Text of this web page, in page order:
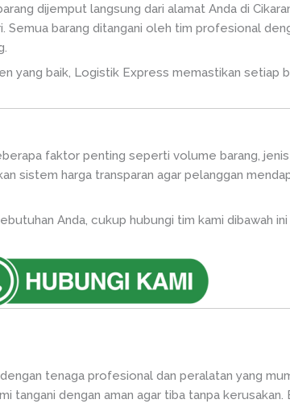
dijemput langsung dari alamat Anda di
barang ditangani oleh tim profesional
yang baik, Logistik Express memastikan setiap
faktor penting seperti volume barang,
sistem harga transparan agar pelanggan
Anda, cukup hubungi tim kami dibawah
tenaga profesional dan peralatan yang
tangani dengan aman agar tiba tanpa kerusakan.